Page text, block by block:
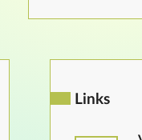
Links